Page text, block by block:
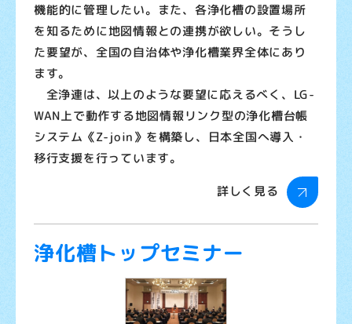
機能的に管理したい。また、各浄化槽の設置場所
を知るために地図情報との連携が欲しい。そうし
た要望が、全国の自治体や浄化槽業界全体にあり
ます。
全浄連は、以上のような要望に応えるべく、LG-
WAN上で動作する地図情報リンク型の浄化槽台帳
システム《Z-join》を構築し、日本全国へ導入・
移行支援を行っています。
詳しく見る
浄化槽トップセミナー